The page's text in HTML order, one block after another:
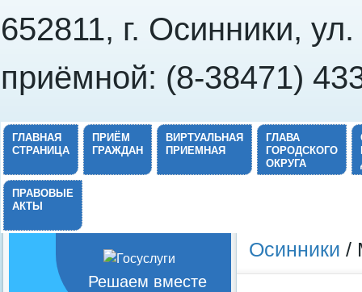
652811, г. Осинники,
приёмной: (8-38471)
ГЛАВНАЯ
СТРАНИЦА
ПРИЁМ
ГРАЖДАН
ВИРТУАЛЬНАЯ
ПРИЕМНАЯ
ГЛАВА
ГОРОДСКОГО
ОКРУГА
ПРАВОВЫЕ
АКТЫ
Осинники /
Решаем вместе